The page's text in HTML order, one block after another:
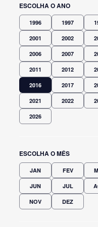
ESCOLHA O ANO
1996 1997
2001 2002
2006 2007
2011 2012
2016 2017
2021 2022
2026
ESCOLHA O MÊS
JAN FEV
JUN JUL
NOV DEZ